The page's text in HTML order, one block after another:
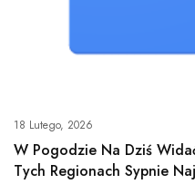
18 Lutego, 2026
W Pogodzie Na Dziś
Tych Regionach Sypnie